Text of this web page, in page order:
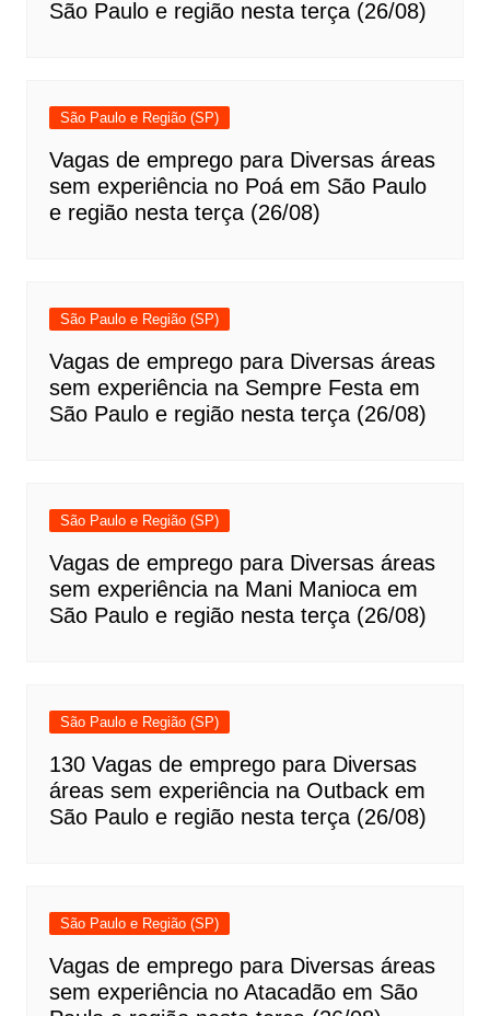
São Paulo e região nesta terça (26/08)
São Paulo e Região (SP)
Vagas de emprego para Diversas áreas
sem experiência no Poá em São Paulo
e região nesta terça (26/08)
São Paulo e Região (SP)
Vagas de emprego para Diversas áreas
sem experiência na Sempre Festa em
São Paulo e região nesta terça (26/08)
São Paulo e Região (SP)
Vagas de emprego para Diversas áreas
sem experiência na Mani Manioca em
São Paulo e região nesta terça (26/08)
São Paulo e Região (SP)
130 Vagas de emprego para Diversas
áreas sem experiência na Outback em
São Paulo e região nesta terça (26/08)
São Paulo e Região (SP)
Vagas de emprego para Diversas áreas
sem experiência no Atacadão em São